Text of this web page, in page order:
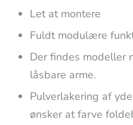
Let at montere
Fuldt modulære
Der findes modeller
låsbare arme.
Pulverlakering af
ønsker at farve